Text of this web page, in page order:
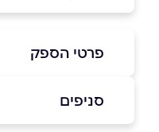
פרטי הספק
סניפים